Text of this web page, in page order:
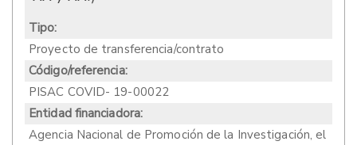
Tipo:
Proyecto de transferencia/contrato
Código/referencia:
PISAC COVID- 19-00022
Entidad financiadora:
Agencia Nacional de Promoción de la Investigación, el